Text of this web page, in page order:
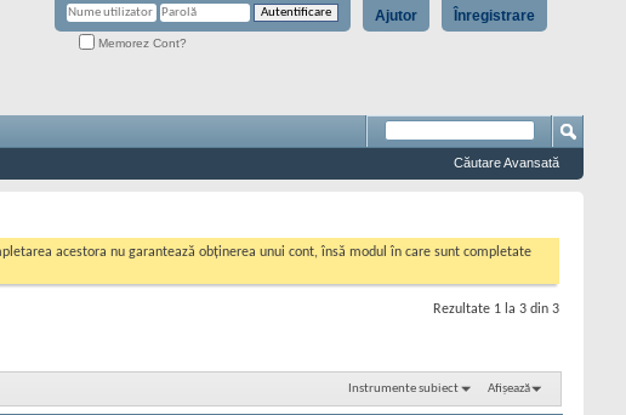
Înregistrare
Ajutor
Memorez Cont?
Căutare Avansată
acestora nu garantează obținerea unui cont, însă modul în care sunt completate
Rezultate 1 la 3 din 3
Instrumente subiect Afișează